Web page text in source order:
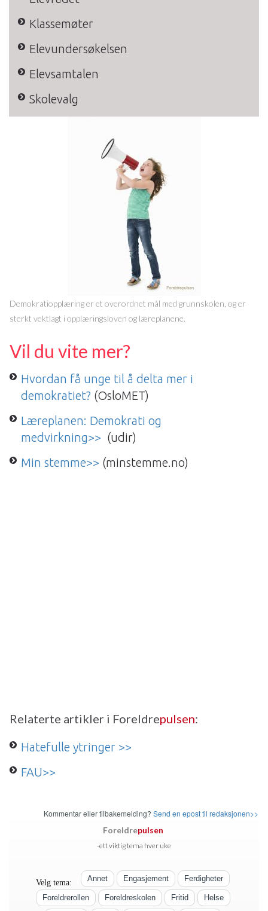
Klassemøter
Elevundersøkelsen
Elevsamtalen
Skolevalg
Demokratiopplæring er et overordnet mål med grunnskolen, og er
sterkt vektlagt i opplæringsloven og læreplanene.
Vil du vite mer?
Hvordan få unge til å delta mer i
demokratiet? (OsloMET)
Læreplanen: Demokrati og
medvirkning>> (udir)
Min stemme>> (minstemme.no)
Relaterte artikler i Foreldrepulsen:
Hatefulle ytringer >>
FAU>>
Kommentar eller tilbakemelding? Send en epost til redaksjonen>>
Foreldrepulsen
-ett viktig tema hver uke
Velg tema: Annet Engasjement Ferdigheter
Foreldrerollen Foreldreskolen Fritid Helse